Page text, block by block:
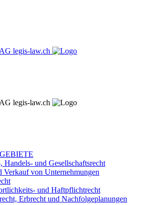
legis-law.ch
legis-law.ch
Handels- und Gesellschaftsrecht
Verkauf von Unternehmungen
und Haftpflichtrecht
Erbrecht und Nachfolgeplanungen